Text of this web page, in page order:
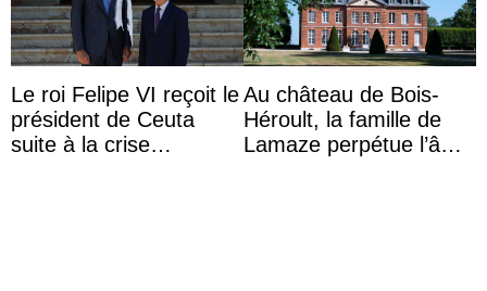
Le roi Felipe VI reçoit le
président de Ceuta
suite à la crise
Au château de Bois-
Héroult, la famille de
Lamaze perpétue l’âme